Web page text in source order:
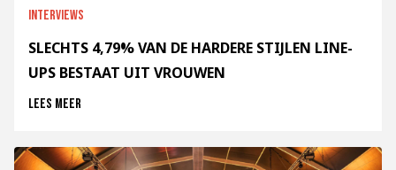
Interviews
SLECHTS 4,79% VAN DE HARDERE STIJLEN LINE-
UPS BESTAAT UIT VROUWEN
Lees meer